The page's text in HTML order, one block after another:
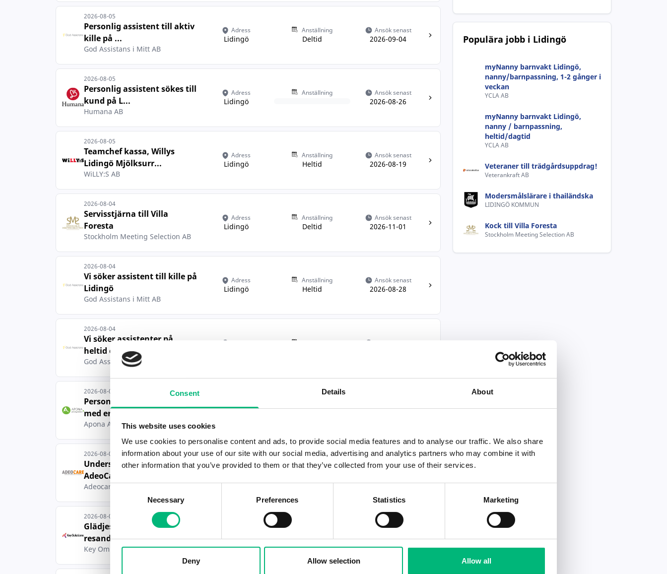
Consent Details About
This website uses cookies
We use cookies to personalise content and ads, to provide social media features and to analyse our traffic. We also share
information about your use of our site with our social media, advertising and analytics partners who may combine it with
other information that you’ve provided to them or that they’ve collected from your use of their services.
Consent
Necessary Preferences Statistics Marketing
Deny Allow selection Allow all
2026-08-05
Personlig assistent till aktiv
kille på ...
God Assistans i Mitt AB
Adress
Lidingö
Anställning
Deltid
Ansök senast
2026-09-04
2026-08-05
Personlig assistent sökes till
kund på L...
Humana AB
Adress
Lidingö
Anställning Ansök senast
2026-08-26
2026-08-05
Teamchef kassa, Willys
Lidingö Mjölksurr...
WiLLY:S AB
Adress
Lidingö
Anställning
Heltid
Ansök senast
2026-08-19
2026-08-04
Servisstjärna till Villa
Foresta
Stockholm Meeting Selection AB
Adress
Lidingö
Anställning
Deltid
Ansök senast
2026-11-01
2026-08-04
Vi söker assistent till kille på
Lidingö
God Assistans i Mitt AB
Adress
Lidingö
Anställning
Heltid
Ansök senast
2026-08-28
2026-08-04
Vi söker assistenter på
heltid och delti...
God Assistans i Mitt AB
2026-08-04
Personlig Assistent, gärna
med erfarenh...
Apona AB
Adress
2026-08-04
Undersköterska till
AdeoCare på Lidingö
Adeocare AB
Adress Anställning Ansök senast
2026-08-04
Glädjespridare - jobba som
resande sälja...
Key Omnichannel AB
Lidingö Heltid
Ansök senast
2026-08-16
Populära jobb i Lidingö
myNanny barnvakt Lidingö,
nanny/barnpassning, 1-2 gånger i
veckan
YCLA AB
myNanny barnvakt Lidingö,
nanny / barnpassning,
heltid/dagtid
YCLA AB
Veteraner till trädgårdsuppdrag!
Veterankraft AB
Modersmålslärare i thailändska
LIDINGÖ KOMMUN
Kock till Villa Foresta
Stockholm Meeting Selection AB